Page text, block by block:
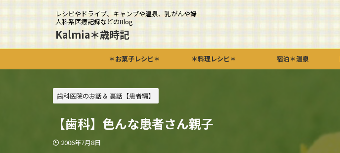
レシピやドライブ、キャンプや温泉、乳がんや婦
人科系医療記録などのBlog
Kalmia＊歳時記
＊お菓子レシピ＊ ＊料理レシピ＊ 宿泊＊温泉
歯科医院のお話＆ 裏話【患者編】
【歯科】色んな患者さん親子
2006年7月8日